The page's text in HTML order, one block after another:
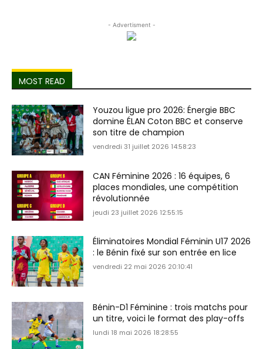
- Advertisment -
MOST READ
Youzou ligue pro 2026: Énergie BBC
domine ÉLAN Coton BBC et conserve
son titre de champion
vendredi 31 juillet 2026 14:58:23
CAN Féminine 2026 : 16 équipes, 6
places mondiales, une compétition
révolutionnée
jeudi 23 juillet 2026 12:55:15
Éliminatoires Mondial Féminin U17 2026
: le Bénin fixé sur son entrée en lice
vendredi 22 mai 2026 20:10:41
Bénin-D1 Féminine : trois matchs pour
un titre, voici le format des play-offs
lundi 18 mai 2026 18:28:55